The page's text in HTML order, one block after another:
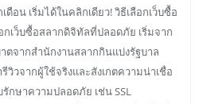
อน เริ่มได้ในคลิกเดียว! วิธีเลือกเว็บซื้อ
เว็บซื้อสลากดิจิทัลที่ปลอดภัย เริ่มจาก
ตจากสำนักงานสลากกินแบ่งรัฐบาล
วิวจากผู้ใช้จริงและสังเกตความน่าเชื่อ
กษาความปลอดภัย เช่น SSL